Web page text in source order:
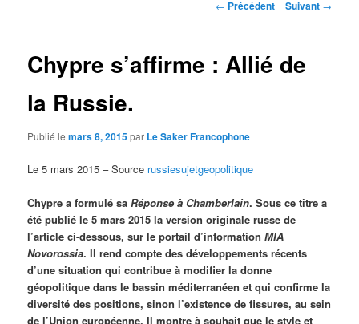
Navigation
← Précédent Suivant →
Chypre s’affirme : Allié de
la Russie.
Publié lemars 8, 2015par Le Saker Francophone
Le 5 mars 2015 – Source russiesujetgeopolitique
Chypre a formulé saRéponse à Chamberlain. Sous ce titre a
été publié le 5 mars 2015 la version originale russe de
l’article ci-dessous, sur le portail d’informationMIA
Novorossia. Il rend compte des développements récents
d’une situation qui contribue à modifier la donne
géopolitique dans le bassin méditerranéen et qui confirme la
diversité des positions, sinon l’existence de fissures, au sein
de l’Union européenne. Il montre à souhait que le style et